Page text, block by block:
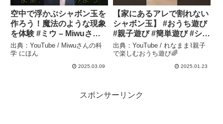
空中で浮かぶシャボン玉を
作ろう！魔法のような現象
を体験 #ミウ – Miwuさん
の科学 にほん
出典：YouTube / Miwuさんの科
学 にほん
2025.03.09
【家にあるアレで割れない
シャボン玉】 #おうち遊び
#親子遊び #簡単遊び #シャ
ボン玉 – れなまま⌇親子で
楽しむおうち遊び🌈
出典：YouTube / れなまま⌇親子
で楽しむおうち遊び🌈
2025.01.23
スポンサーリンク